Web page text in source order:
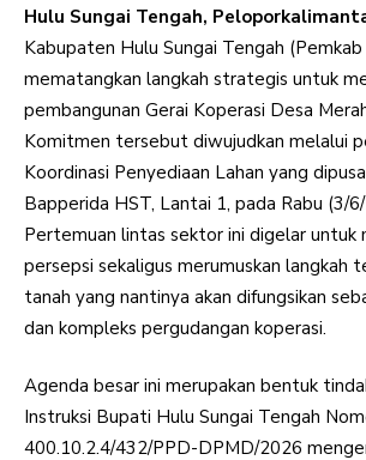
Hulu Sungai Tengah,
Kabupaten Hulu Sungai Tengah
mematangkan langkah strategis untuk
pembangunan Gerai Koperasi Desa
Komitmen tersebut diwujudkan melalui
Koordinasi Penyediaan Lahan yang
Bapperida HST, Lantai 1, pada Rabu (3/
Pertemuan lintas sektor ini digelar untuk
persepsi sekaligus merumuskan langkah
tanah yang nantinya akan difungsikan
dan kompleks pergudangan koperasi.
Agenda besar ini merupakan bentuk
Instruksi Bupati Hulu Sungai Tengah
400.10.2.4/432/PPD-DPMD/2026